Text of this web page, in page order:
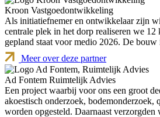
Kroon Vastgoedontwikkeling
Als initiatiefnemer en ontwikkelaar zijn
centrale plek in het dorp realiseren we 12
gepland staat voor medio 2026. De
Meer over deze partner
Ad Fontem Ruimtelijk Advies
Een project waarbij voor ons een groot
akoestisch onderzoek,
worden opgesteld. Daarnaast